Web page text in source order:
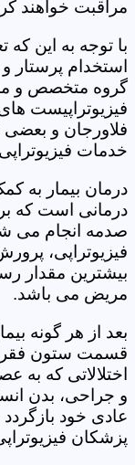
مراقبت خواهند
با توجه به این که
استخدام پرستار
گروه متخصص و
فیزیوتراپیست
فلاورجان و
خدمات
درمان بیمار به
درمانی است که
صدمه انجام می
فیزیوتراپی،
بیشترین مقدار
مریض می باشد.
بعد از هر گونه
قسمت ستون
اختلالاتی که
و جراحی، بدن
عادی خود بازگردد
پزشکان